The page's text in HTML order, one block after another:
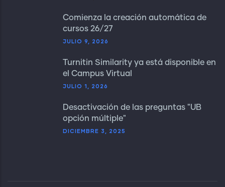
Comienza la creación automática de
cursos 26/27
JULIO 9, 2026
Turnitin Similarity ya está disponible en
el Campus Virtual
JULIO 1, 2026
Desactivación de las preguntas "UB
opción múltiple"
DICIEMBRE 3, 2025